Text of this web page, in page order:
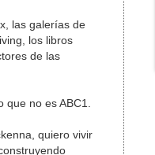
las galerías de
los libros
de las
no es ABC1.
quiero vivir